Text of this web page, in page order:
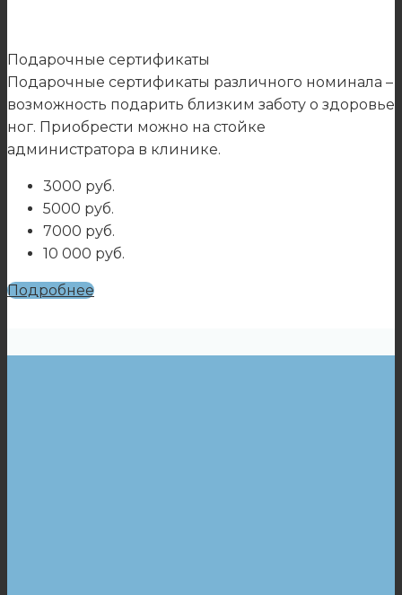
Подарочные сертификаты
Подарочные сертификаты различного номинала –
возможность подарить близким заботу о здоровье
ног. Приобрести можно на стойке
администратора в клинике.
3000 руб.
5000 руб.
7000 руб.
10 000 руб.
Подробнее